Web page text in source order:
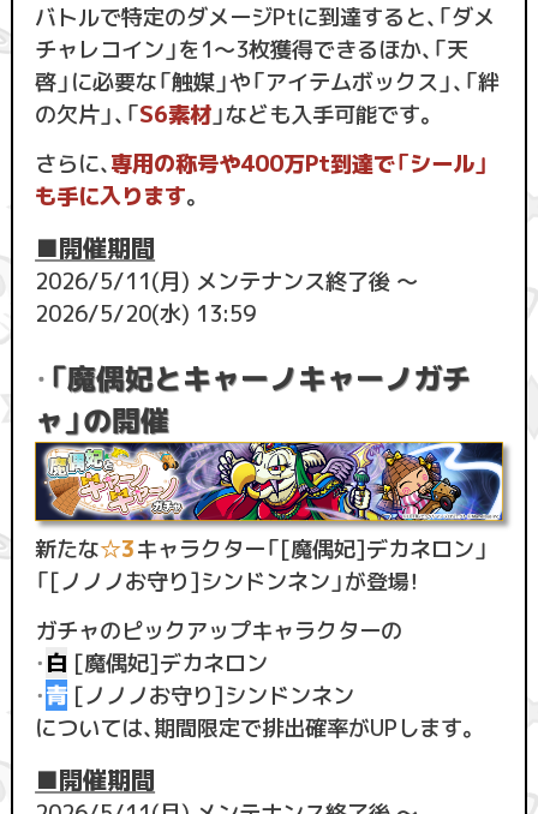
バトルで特定のダメージPtに到達すると、「ダメ
チャレコイン」を1〜3枚獲得できるほか、「天
啓」に必要な「触媒」や「アイテムボックス」、「絆
の欠片」、「S6素材」なども入手可能です。
さらに、専用の称号や400万Pt到達で「シール」
も手に入ります。
■開催期間
2026/5/11(月) メンテナンス終了後 ～
2026/5/20(水) 13:59
・ 「魔偶妃とキャーノキャーノガチ
ャ」の開催
新たな☆3キャラクター「[魔偶妃]デカネロン」
「[ノノノお守り]シンドンネン」が登場！
ガチャのピックアップキャラクターの
・白 [魔偶妃]デカネロン
・青 [ノノノお守り]シンドンネン
については、期間限定で排出確率がUPします。
■開催期間